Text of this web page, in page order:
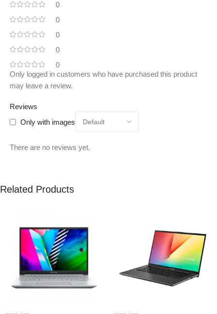
0
0
0
0
0
Reviews
Only with images
There are no reviews yet.
Only logged in customers who have purchased this product
may leave a review.
Related Products